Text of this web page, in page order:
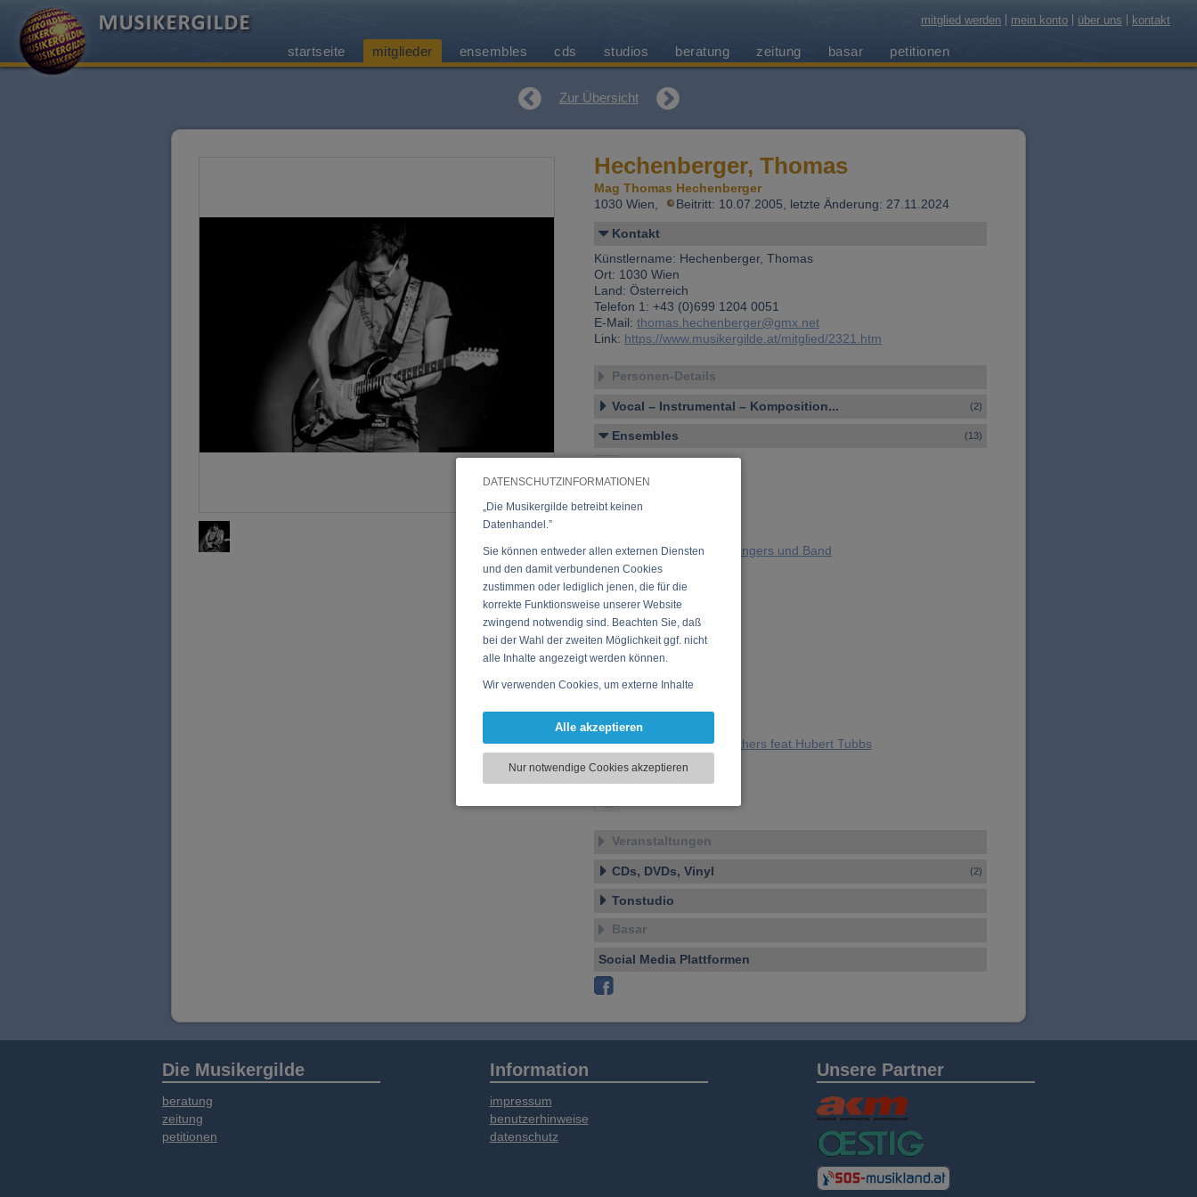
DATENSCHUTZINFORMATIONEN
„Die Musikergilde betreibt keinen
Datenhandel.”
Sie können entweder allen externen Diensten
und den damit verbundenen Cookies
zustimmen oder lediglich jenen, die für die
korrekte Funktionsweise unserer Website
zwingend notwendig sind. Beachten Sie, daß
bei der Wahl der zweiten Möglichkeit ggf. nicht
alle Inhalte angezeigt werden können.
Wir verwenden Cookies, um externe Inhalte
Funktionen für soziale Medien anbieten zu
zu analysieren. Dabei werden ggf.
Informationen zu Ihrer Verwendung unserer
soziale Medien, Werbung und Analysen
Informationen möglicherweise mit weiteren
Daten zusammen, die Sie bereitgestellt haben
oder die sie im Rahmen Ihrer Nutzung der
Dienste gesammelt haben.
Alle akzeptieren
Nur notwendige Cookies akzeptieren
mitglied werden mein konto über uns kontakt
startseite mitglieder ensembles cds studios beratung zeitung basar petitionen
Zur Übersicht
Hechenberger, Thomas
Mag Thomas Hechenberger
1030 Wien,
Beitritt: 10.07.2005, letzte Änderung: 27.11.2024
Kontakt
Künstlername: Hechenberger, Thomas
Ort: 1030 Wien
Land: Österreich
Telefon 1: +43 (0)699 1204 0051
E-Mail: thomas.hechenberger@gmx.net
Link: https://www.musikergilde.at/mitglied/2321.htm
Personen-Details
Vocal – Instrumental – Komposition... (2)
Ensembles (13)
Favorythm Gospel Singers und Band
Heizer Monkeys
Josh.
Karin Kienberger
Lashes & Ties
Maalo
The Horny Funk Brothers feat.Hubert Tubbs
Vienna Soul Society
Veranstaltungen
CDs, DVDs, Vinyl (2)
Tonstudio
Basar
Social Media Plattformen
Die Musikergilde
beratung
zeitung
petitionen
Information
impressum
benutzerhinweise
datenschutz
Unsere Partner